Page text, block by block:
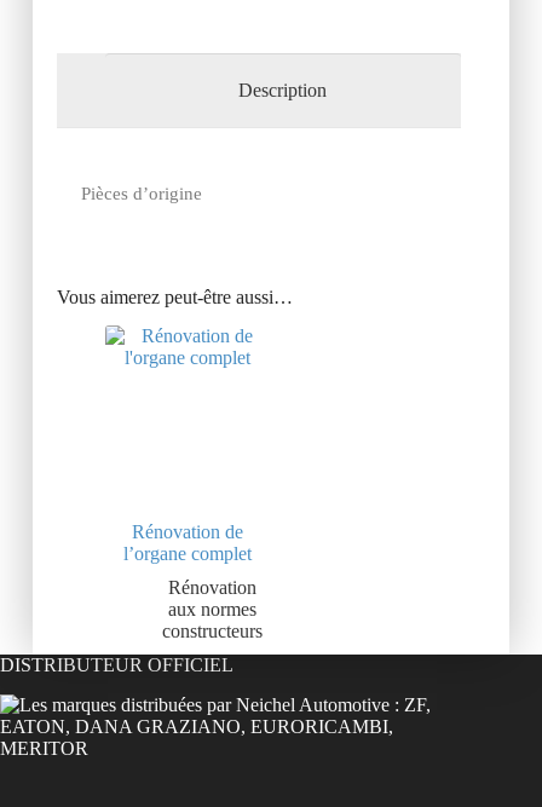
Description
Pièces d’origine
Vous aimerez peut-être aussi…
Rénovation de
l’organe complet
Rénovation
aux normes
constructeurs
DISTRIBUTEUR OFFICIEL